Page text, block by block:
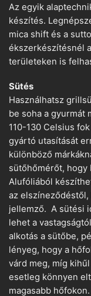
Az egyik
készítés.
mica shift és a
ékszerkészítésnél
területeken is
Sütés
Használhatsz
be soha a gyurmát
110-130 Celsius
gyártó utasítását
különböző
sütőhőmérőt, hogy
Alufóliából
az
jellemző. A sütési
lehet a
alkotás a sütőbe,
lényeg, hogy a
várd meg, míg
esetleg könnyen
magasabb